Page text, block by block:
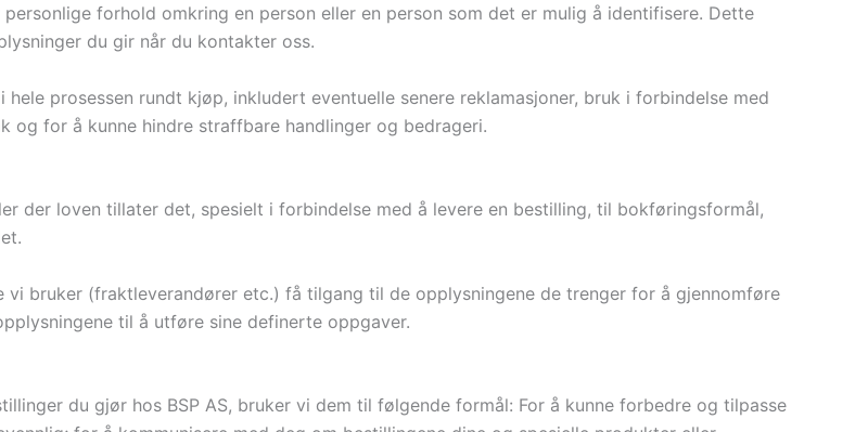
forhold omkring en person eller en person som det er mulig å identifisere. Dette
du gir når du kontakter oss.
prosessen rundt kjøp, inkludert eventuelle senere reklamasjoner, bruk i forbindelse med
og for å kunne hindre straffbare handlinger og bedrageri.
der loven tillater det, spesielt i forbindelse med å levere en bestilling, til bokføringsformål,
vi bruker (fraktleverandører etc.) få tilgang til de opplysningene de trenger for å gjennomføre
til å utføre sine definerte oppgaver.
du gjør hos BSP AS, bruker vi dem til følgende formål: For å kunne forbedre og tilpasse